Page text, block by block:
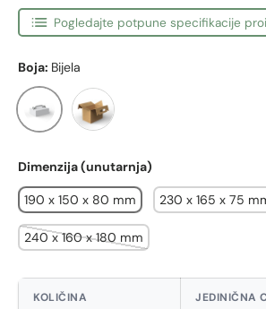
Pogledajte potpune specifikacije
Boja: Bijela
Bijela
Manila
Dimenzija (unutarnja)
190 x 150 x 80 mm 230 x 165 x 75
240 x 160 x 180 mm
KOLIČINA JEDINIČNA